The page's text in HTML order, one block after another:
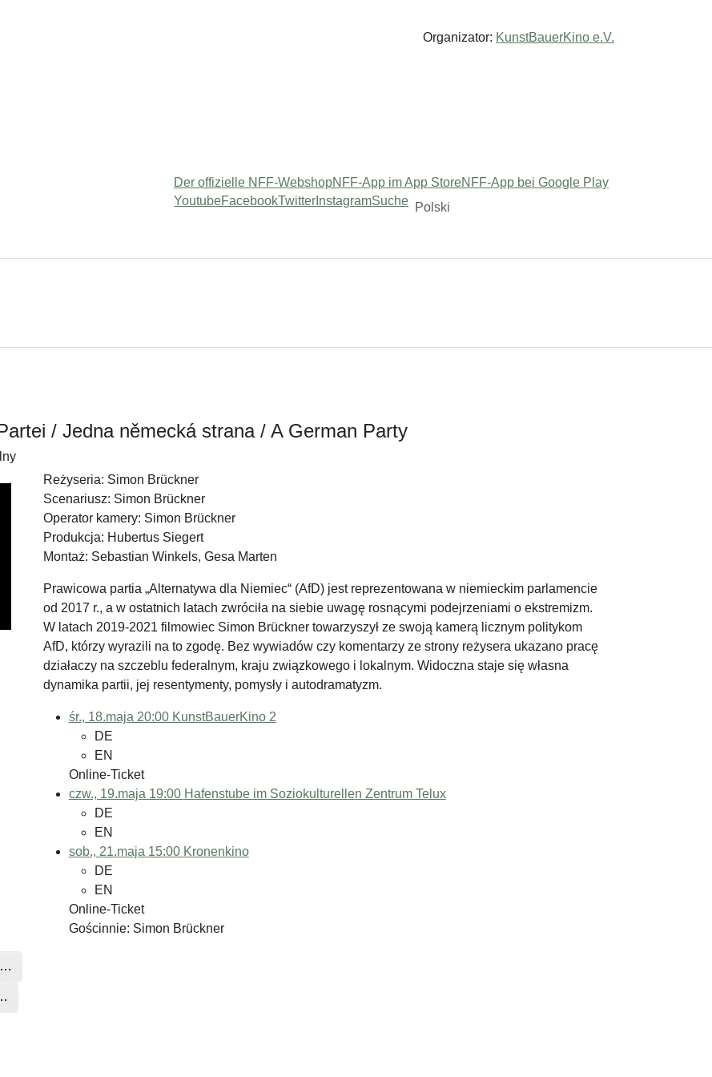
Organizator: KunstBauerKino e.V.
"Usługi"
Der offizielle NFF-WebshopNFF-App im App StoreNFF-App bei Google Play
YoutubeFacebookTwitter InstagramSuche Polski
/ Jedna německá strana / A German Party
Reżyseria: Simon Brückner
Scenariusz: Simon Brückner
Operator kamery: Simon Brückner
Produkcja: Hubertus Siegert
Montaż: Sebastian Winkels, Gesa Marten
Prawicowa partia „Alternatywa dla Niemiec“ (AfD) jest reprezentowana w niemieckim parlamencie
od 2017 r., a w ostatnich latach zwróciła na siebie uwagę rosnącymi podejrzeniami o ekstremizm.
W latach 2019-2021 filmowiec Simon Brückner towarzyszył ze swoją kamerą licznym politykom
AfD, którzy wyrazili na to zgodę. Bez wywiadów czy komentarzy ze strony reżysera ukazano pracę
działaczy na szczeblu federalnym, kraju związkowego i lokalnym. Widoczna staje się własna
dynamika partii, jej resentymenty, pomysły i autodramatyzm.
śr., 18.maja 20:00 KunstBauerKino 2
DE
EN
Online-Ticket
czw., 19.maja 19:00 Hafenstube im Soziokulturellen Zentrum Telux
DE
EN
sob., 21.maja 15:00 Kronenkino
DE
EN
Online-Ticket
Gościnnie: Simon Brückner